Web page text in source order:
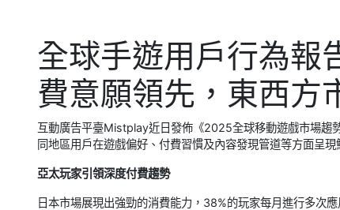
全球手遊用戶行為報
費意願領先，東西方
互動廣告平臺Mistplay近日發佈《2025全球移動遊戲市場趨
同地區用戶在遊戲偏好、付費習慣及內容發現管道等方面呈現
亞太玩家引領深度付費趨勢
日本市場展現出強勁的消費能力，38%的玩家每月進行多次